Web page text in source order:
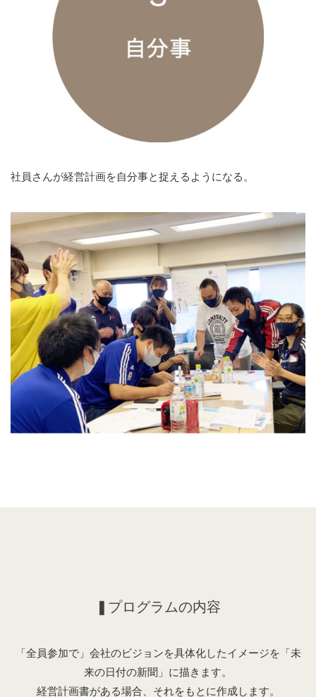
社員さんが経営計画を自分事と捉えるようになる。
❚プログラムの内容
「全員参加で」会社のビジョンを具体化したイメージを「未
来の日付の新聞」に描きます。
経営計画書がある場合、それをもとに作成します。